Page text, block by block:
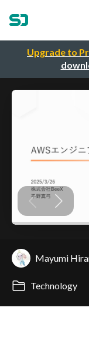
Upgrade to
Mayumi
Technology